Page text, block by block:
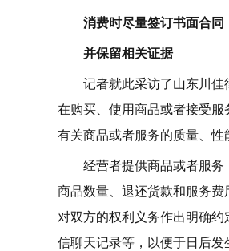
消费时尽量签订书面合同
并保留相关证据
记者就此采访了山东川
在购买、使用商品或者接受
有关商品或者服务的质量、性
经营者提供商品或者服
商品数量、退还货款和服务
对双方的权利义务作出明确
信聊天记录等，以便于日后